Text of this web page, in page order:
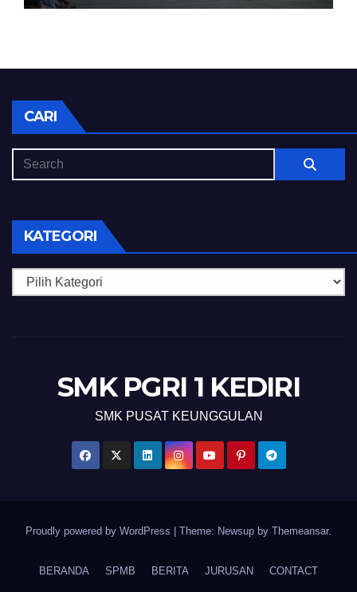
CARI
KATEGORI
Kategori
SMK PGRI 1 KEDIRI
SMK PUSAT KEUNGGULAN
Proudly powered by WordPress Theme: Newsup by Themeansar.
BERANDA SPMB BERITA JURUSAN CONTACT